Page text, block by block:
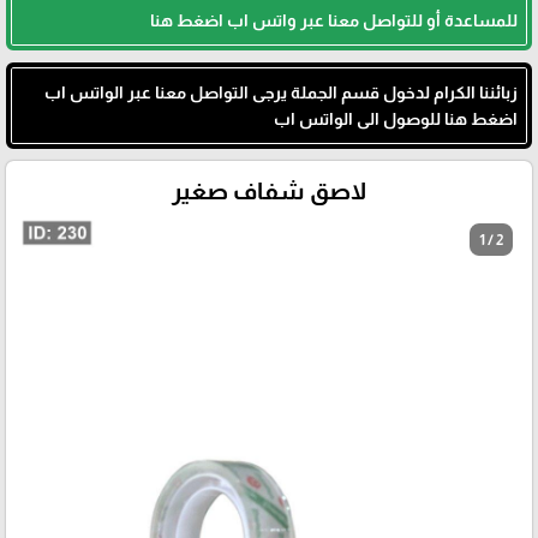
للمساعدة أو للتواصل معنا عبر واتس اب اضغط هنا
زبائننا الكرام لدخول قسم الجملة يرجى التواصل معنا عبر الواتس اب
اضغط هنا للوصول الى الواتس اب
لاصق شفاف صغير
1 / 2